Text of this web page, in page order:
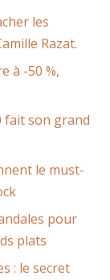
les
Razat.
à -50 %,
fait son grand
le must-
pour
plats
: le secret